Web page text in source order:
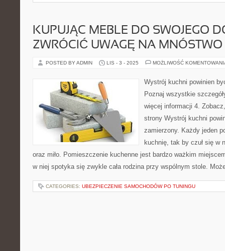
KUPUJĄC MEBLE DO SWOJEGO
ZWRÓCIĆ UWAGĘ NA MNÓSTWO
POSTED BY ADMIN LIS - 3 - 2025 MOŻLIWOŚĆ
Wystrój kuchni powinien
Poznaj wszystkie
więcej informacji 4.
strony Wystrój kuchni
zamierzony. Każdy jeden
kuchnię, tak by czuł się w
oraz miło. Pomieszczenie kuchenne jest bardzo ważkim
w niej spotyka się zwykle cała rodzina przy wspólnym stole.
CATEGORIES: UBEZPIECZENIE SAMOCHODÓW PO TUNINGU